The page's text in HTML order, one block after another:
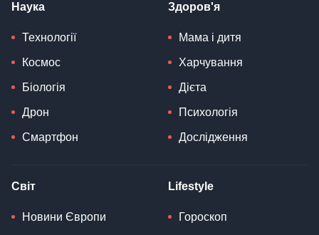
Наука
Технології
Космос
Біологія
Дрон
Смартфон
Здоров'я
Мама і дитя
Харчування
Дієта
Психологія
Дослідження
Світ
Новини Європи
Lifestyle
Гороскоп